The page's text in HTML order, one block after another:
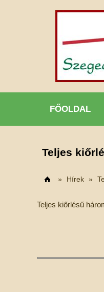
FŐOLDAL
Teljes
Címlap
» Hírek »
Teljes kiőrlésű